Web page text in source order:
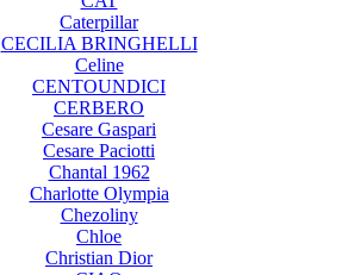
Caterpillar
CECILIA BRINGHELLI
Celine
CENTOUNDICI
CERBERO
Cesare Gaspari
Cesare Paciotti
Chantal 1962
Charlotte Olympia
Chezoliny
Chloe
Christian Dior